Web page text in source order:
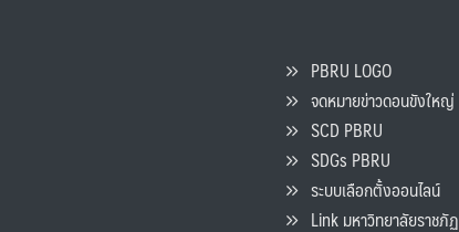
PBRU LOGO
จดหมายข่าวดอนขังใหญ่
SCD PBRU
SDGs PBRU
ระบบเลือกตั้งออนไลน์
Link มหาวิทยาลัยราชภัฏ